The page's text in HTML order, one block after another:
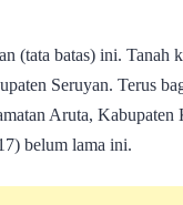
(tata batas) ini. Tanah
Seruyan. Terus
Aruta,
belum lama ini.